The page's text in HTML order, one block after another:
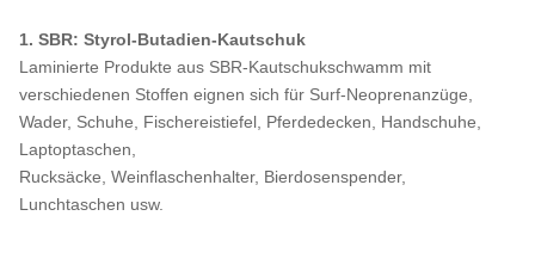
1. SBR: Styrol-Butadien-Kautschuk
Laminierte Produkte aus SBR-Kautschukschwamm mit
verschiedenen Stoffen eignen sich für Surf-Neoprenanzüge,
Wader, Schuhe, Fischereistiefel, Pferdedecken, Handschuhe,
Laptoptaschen,
Rucksäcke, Weinflaschenhalter, Bierdosenspender,
Lunchtaschen usw.